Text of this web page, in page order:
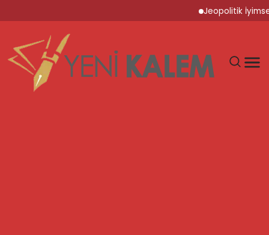
Jeopolitik İyimserlik